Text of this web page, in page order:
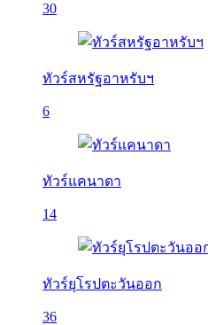
30
ทัวร์สหรัฐอาหรับฯ
6
ทัวร์แคนาดา
14
ทัวร์ยุโรปตะวันออก
36